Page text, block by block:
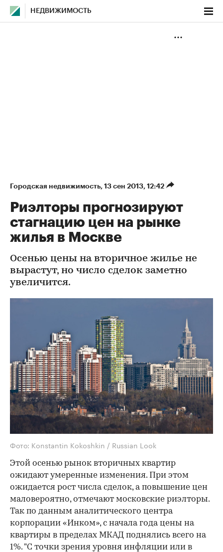
НЕДВИЖИМОСТЬ
Городская недвижимость⁠, 13 сен 2013, 12:42
Риэлторы прогнозируют
стагнацию цен на рынке
жилья в Москве
Осенью цены на вторичное жилье не
вырастут, но число сделок заметно
увеличится.
Фото: Konstantin Kokoshkin / Russian Look
Этой осенью рынок вторичных квартир
ожидают умеренные изменения. При этом
ожидается рост числа сделок, а повышение цен
маловероятно, отмечают московские риэлторы.
Так по данным аналитического центра
корпорации «Инком», с начала года цены на
квартиры в пределах МКАД поднялись всего на
1%. "С точки зрения уровня инфляции или в